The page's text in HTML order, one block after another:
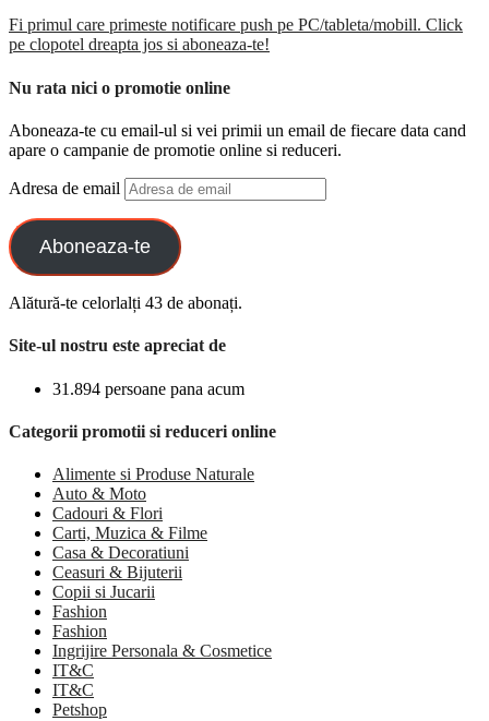
Fi primul care primeste notificare push pe PC/tableta/mobill. Click
pe clopotel dreapta jos si aboneaza-te!
Nu rata nici o promotie online
Aboneaza-te cu email-ul si vei primii un email de fiecare data cand
apare o campanie de promotie online si reduceri.
Adresa de email
Aboneaza-te
Alătură-te celorlalți 43 de abonați.
Site-ul nostru este apreciat de
31.894 persoane pana acum
Categorii promotii si reduceri online
Alimente si Produse Naturale
Auto & Moto
Cadouri & Flori
Carti, Muzica & Filme
Casa & Decoratiuni
Ceasuri & Bijuterii
Copii si Jucarii
Fashion
Fashion
Ingrijire Personala & Cosmetice
IT&C
IT&C
Petshop